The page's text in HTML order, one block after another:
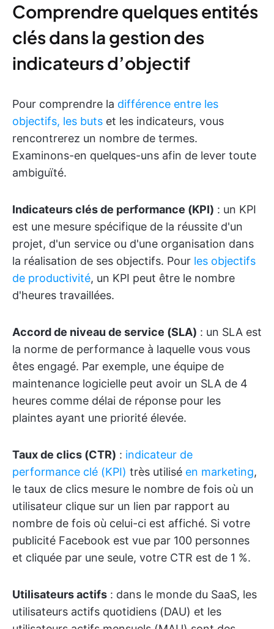
Comprendre quelques entités
clés dans la gestion des
indicateurs d’objectif
Pour comprendre la différence entre les
objectifs, les buts et les indicateurs, vous
rencontrerez un nombre de termes.
Examinons-en quelques-uns afin de lever toute
ambiguïté.
Indicateurs clés de performance (KPI) : un KPI
est une mesure spécifique de la réussite d'un
projet, d'un service ou d'une organisation dans
la réalisation de ses objectifs. Pour les objectifs
de productivité, un KPI peut être le nombre
d'heures travaillées.
Accord de niveau de service (SLA) : un SLA est
la norme de performance à laquelle vous vous
êtes engagé. Par exemple, une équipe de
maintenance logicielle peut avoir un SLA de 4
heures comme délai de réponse pour les
plaintes ayant une priorité élevée.
Taux de clics (CTR) : indicateur de
performance clé (KPI) très utilisé en marketing,
le taux de clics mesure le nombre de fois où un
utilisateur clique sur un lien par rapport au
nombre de fois où celui-ci est affiché. Si votre
publicité Facebook est vue par 100 personnes
et cliquée par une seule, votre CTR est de 1 %.
Utilisateurs actifs : dans le monde du SaaS, les
utilisateurs actifs quotidiens (DAU) et les